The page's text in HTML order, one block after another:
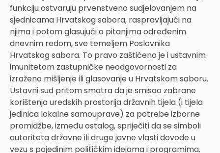
funkciju ostvaruju prvenstveno sudjelovanjem na
sjednicama Hrvatskog sabora, raspravljajući na
njima i potom glasujući o pitanjima određenim
dnevnim redom, sve temeljem Poslovnika
Hrvatskog sabora. To pravo zaštićeno je i ustavnim
imunitetom zastupničke neodgovornosti za
izraženo mišljenje ili glasovanje u Hrvatskom saboru.
Ustavni sud pritom smatra da je smisao zabrane
korištenja uredskih prostorija državnih tijela (i tijela
jedinica lokalne samouprave) za potrebe izborne
promidžbe, između ostalog, spriječiti da se simboli
autoriteta državne ili druge javne vlasti dovode u
vezu s pojedinim političkim idejama i programima.